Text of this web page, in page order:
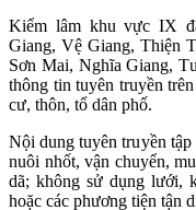
Kiểm lâm khu vực IX
Giang, Vệ Giang, Thiện
Sơn Mai, Nghĩa Giang,
thông tin tuyên truyền
cư, thôn, tổ dân phố.
Nội dung tuyên truyền
nuôi nhốt, vận chuyển,
dã; không sử dụng lưới,
hoặc các phương tiện tận